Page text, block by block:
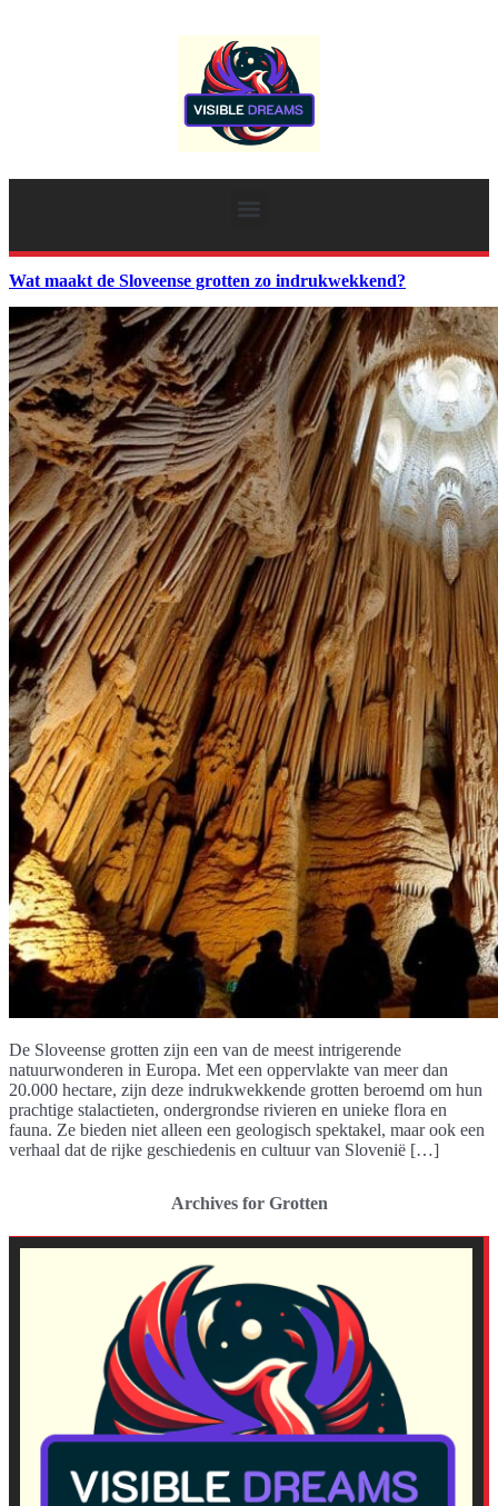
Wat maakt de Sloveense grotten zo indrukwekkend?
De Sloveense grotten zijn een van de meest intrigerende
natuurwonderen in Europa. Met een oppervlakte van meer dan
20.000 hectare, zijn deze indrukwekkende grotten beroemd om hun
prachtige stalactieten, ondergrondse rivieren en unieke flora en
fauna. Ze bieden niet alleen een geologisch spektakel, maar ook een
verhaal dat de rijke geschiedenis en cultuur van Slovenië […]
Archives for Grotten